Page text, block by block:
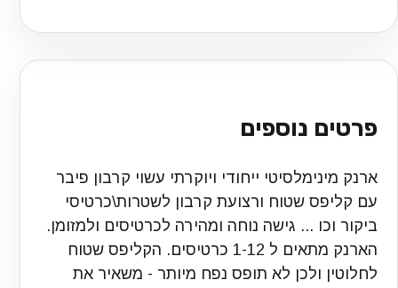
פרטים נוספים
ארנק מינימלסיטי ייחודי ויוקרתי עשוי קרבון פיבר
עם קליפס שטוח ורצועת קרבון לשטרות\כרטיסי
ביקור וכו ... גישה נוחה ומהירה לכרטיסים ולמזומן.
הארנק מתאים ל 1-12 כרטיסים. הקליפס שטוח
לחלוטין ולכן לא תופס נפח מיותר - משאיר את